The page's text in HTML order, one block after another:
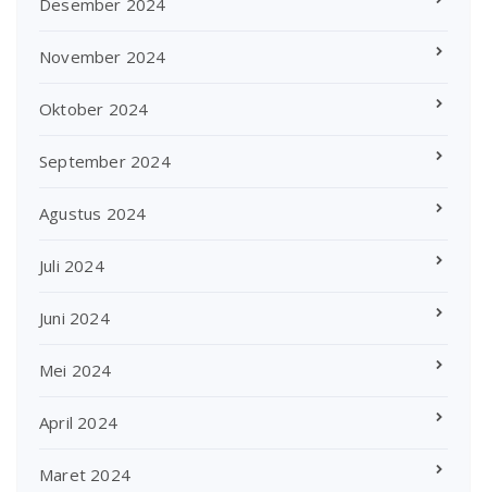
November 2024
Oktober 2024
September 2024
Agustus 2024
Juli 2024
Juni 2024
Mei 2024
April 2024
Maret 2024